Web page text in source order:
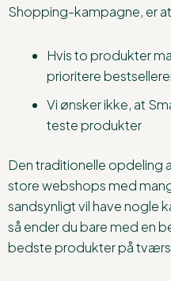
Shopping-kampagne, er
Hvis to produkter
prioritere
Vi ønsker ikke, at
teste produkter
Den traditionelle opdeling
store webshops med
sandsynligt vil have nogle
så ender du bare med en
bedste produkter på tværs